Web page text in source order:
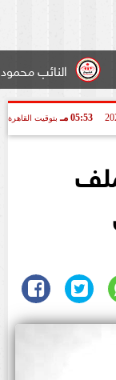
النائب محمود سامي
05:53 مـ بتوقيت القاهرة